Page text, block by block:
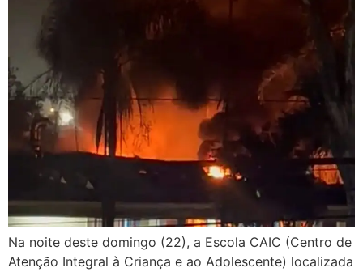
Na noite deste domingo (22), a Escola CAIC (Centro de
Atenção Integral à Criança e ao Adolescente) localizada